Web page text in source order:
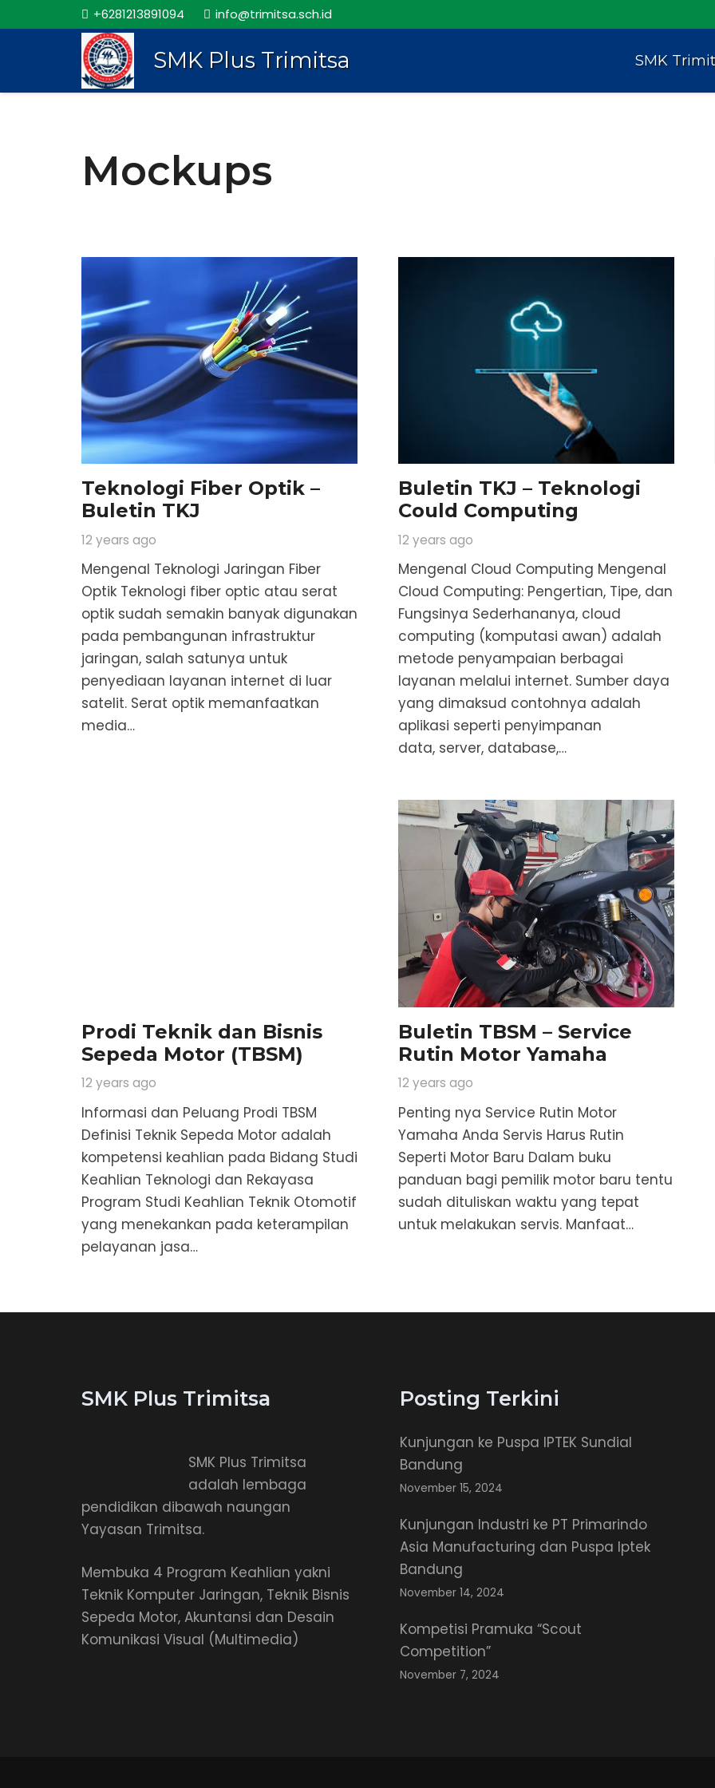
+6281213891094 info@trimitsa.sch.id
SMK Plus Trimitsa SMK
Mockups
Teknologi Fiber Optik –
Buletin TKJ
12 years ago
Mengenal Teknologi Jaringan Fiber
Optik Teknologi fiber optic atau serat
optik sudah semakin banyak digunakan
pada pembangunan infrastruktur
jaringan, salah satunya untuk
penyediaan layanan internet di luar
satelit. Serat optik memanfaatkan
media…
Buletin TKJ – Teknologi
Could Computing
12 years ago
Mengenal Cloud Computing Mengenal
Cloud Computing: Pengertian, Tipe, dan
Fungsinya Sederhananya, cloud
computing (komputasi awan) adalah
metode penyampaian berbagai
layanan melalui internet. Sumber daya
yang dimaksud contohnya adalah
aplikasi seperti penyimpanan
data, server, database,…
Prodi Teknik dan Bisnis
Sepeda Motor (TBSM)
12 years ago
Informasi dan Peluang Prodi TBSM
Definisi Teknik Sepeda Motor adalah
kompetensi keahlian pada Bidang Studi
Keahlian Teknologi dan Rekayasa
Program Studi Keahlian Teknik Otomotif
yang menekankan pada keterampilan
pelayanan jasa…
Buletin TBSM – Service
Rutin Motor Yamaha
12 years ago
Penting nya Service Rutin Motor
Yamaha Anda Servis Harus Rutin
Seperti Motor Baru Dalam buku
panduan bagi pemilik motor baru tentu
sudah dituliskan waktu yang tepat
untuk melakukan servis. Manfaat…
SMK Plus Trimitsa
SMK Plus Trimitsa
adalah lembaga
pendidikan dibawah naungan
Yayasan Trimitsa.
Membuka 4 Program Keahlian yakni
Teknik Komputer Jaringan, Teknik Bisnis
Sepeda Motor, Akuntansi dan Desain
Komunikasi Visual (Multimedia)
Posting Terkini
Kunjungan ke Puspa IPTEK Sundial
Bandung
November 15, 2024
Kunjungan Industri ke PT Primarindo
Asia Manufacturing dan Puspa Iptek
Bandung
November 14, 2024
Kompetisi Pramuka “Scout
Competition”
November 7, 2024